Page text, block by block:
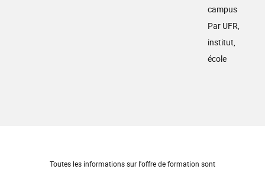
campus
Par UFR,
institut,
école
Toutes les informations sur l'offre de formation sont